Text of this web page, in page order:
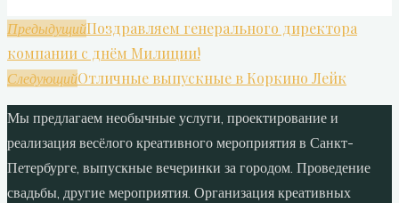
ПредыдущийПоздравляем генерального директора
компании с днём Милиции!
СледующийОтличные выпускные в Коркино Лейк
Мы предлагаем необычные услуги, проектирование и
реализация весёлого креативного мероприятия в Санкт-
Петербурге, выпускные вечеринки за городом. Проведение
свадьбы, другие мероприятия. Организация креативных